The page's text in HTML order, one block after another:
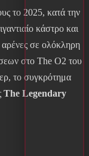
το 2025, κατά την
κάστρο και
σε ολόκληρη
στο The O2 του
το συγκρότημα
The Legendary